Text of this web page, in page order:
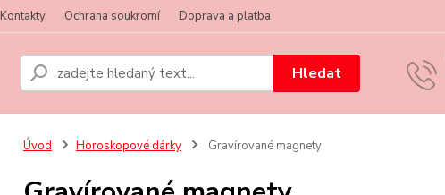
Kontakty Ochrana soukromí Doprava a platba
Hledat
Úvod Horoskopové dárky Gravírované magnety